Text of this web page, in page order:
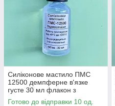
Силіконове мастило ПМС
12500 демпферне в'язке
густе 30 мл флакон з
дозатором
Готово до відправки 10 од.